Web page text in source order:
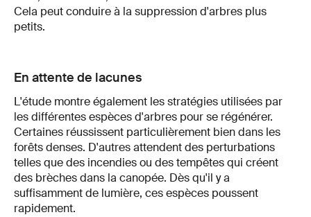
Cela peut conduire à la suppression d'arbres plus
petits.
En attente de lacunes
L'étude montre également les stratégies utilisées par
les différentes espèces d'arbres pour se régénérer.
Certaines réussissent particulièrement bien dans les
forêts denses. D'autres attendent des perturbations
telles que des incendies ou des tempêtes qui créent
des brèches dans la canopée. Dès qu'il y a
suffisamment de lumière, ces espèces poussent
rapidement.